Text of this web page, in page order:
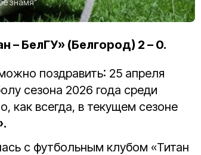
– БелГУ» (Белгород) 2 – 0.
поздравить: 25 апреля
сезона 2026 года среди
как всегда, в текущем сезоне
с футбольным клубом «Титан